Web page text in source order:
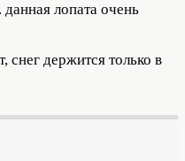
лопата очень
снег держится только в